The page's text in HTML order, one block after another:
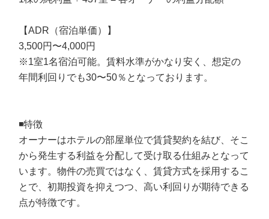
【ADR（宿泊単価）】
3,500円〜4,000円
※1室1名宿泊可能。賃料水準がかなり安く、想定の
年間利回りでも30〜50％となっております。
◾️特徴
オーナーはホテルの部屋単位で賃貸契約を結び、そこ
から発生する利益を分配して受け取る仕組みとなって
います。物件の売買ではなく、賃貸方式を採用するこ
とで、初期投資を抑えつつ、高い利回りが期待できる
点が特徴です。